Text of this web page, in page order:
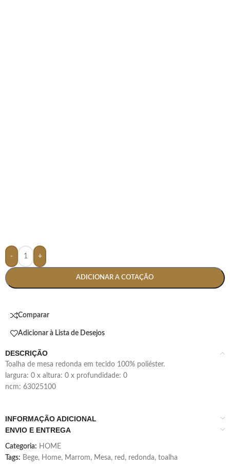
- +
ADICIONAR A COTAÇÃO
Comparar
Adicionar à Lista de Desejos
DESCRIÇÃO
toalha de mesa redonda em tecido 100% poliéster.
largura: 0 x altura: 0 x profundidade: 0
ncm: 63025100
INFORMAÇÃO ADICIONAL
ENVIO E ENTREGA
Categoria: HOME
Tags: Bege, Home, Marrom, Mesa, red , redonda, toalha